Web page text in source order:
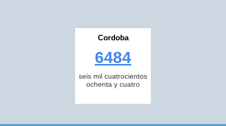
Cordoba
6484
seis mil cuatrocientos
ochenta y cuatro